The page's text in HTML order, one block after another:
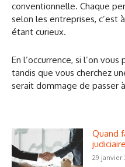
conventionnelle. Chaque
selon les entreprises, c’est
étant curieux.
En l’occurrence, si l’on
tandis que vous cherchez
serait dommage de passer
Quand
29 janvier